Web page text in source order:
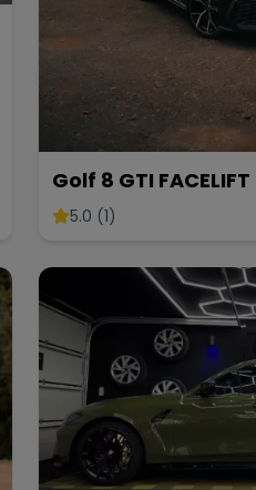
Golf 8 GTI FACELIFT
5.0 (1)